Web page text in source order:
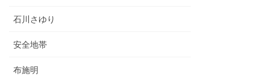
石川さゆり
安全地帯
布施明